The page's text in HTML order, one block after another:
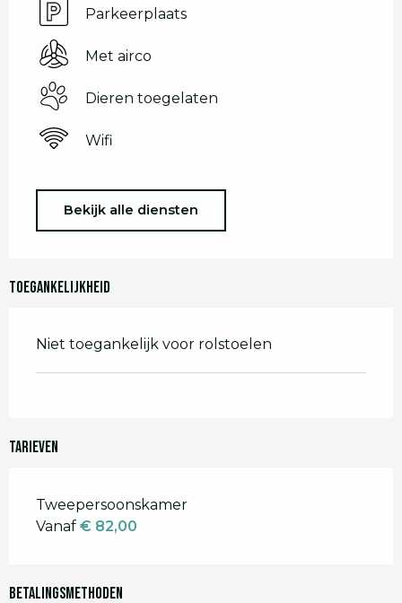
Parkeerplaats
Met airco
Dieren toegelaten
Wifi
Bekijk alle diensten
Toegankelijkheid
Niet toegankelijk voor rolstoelen
Tarieven
Tarieven 2026
Tweepersoonskamer
Vanaf € 82,00
Betalingsmethoden